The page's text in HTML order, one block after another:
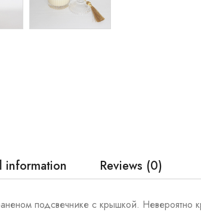
information Reviews (0)
подсвечнике с крышкой.